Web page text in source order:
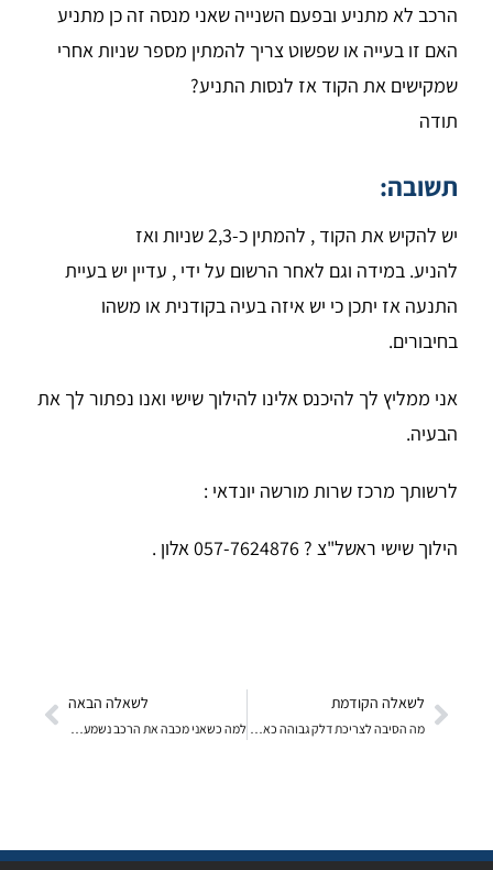
הרכב לא מתניע ובפעם השנייה שאני מנסה זה כן מתניע
האם זו בעייה או שפשוט צריך להמתין מספר שניות אחרי
שמקישים את הקוד אז לנסות התניע?
תודה
תשובה:
יש להקיש את הקוד , להמתין כ-2,3 שניות ואז
להניע. במידה וגם לאחר הרשום על ידי , עדיין יש בעיית
התנעה אז יתכן כי יש איזה בעיה בקודנית או משהו
בחיבורים.
אני ממליץ לך להיכנס אלינו להילוך שישי ואנו נפתור לך את
הבעיה.
לרשותך מרכז שרות מורשה יונדאי :
הילוך שישי ראשל"צ ? 057-7624876 אלון .
לשאלה הקודמת לשאלה הבאה